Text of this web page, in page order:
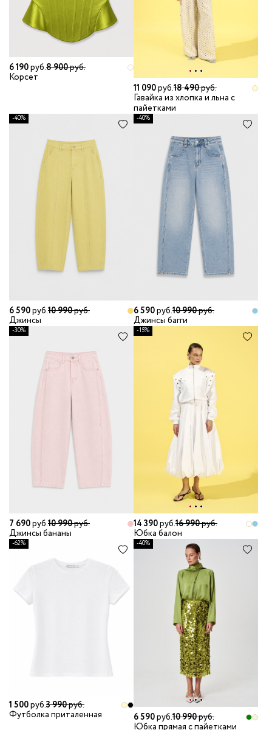
6 190руб.8 900руб.
Корсет
11 090руб.18 490руб.
Гавайка из хлопка и льна с
пайетками
-40%
6 590руб.10 990руб.
Джинсы
-40%
6 590руб.10 990руб.
Джинсы багги
-30%
7 690руб.10 990руб.
Джинсы бананы
-15%
14 390руб.16 990руб.
Юбка балон
-62%
1 500руб.3 990руб.
Футболка приталенная
-40%
6 590руб.10 990руб.
Юбка прямая с пайетками